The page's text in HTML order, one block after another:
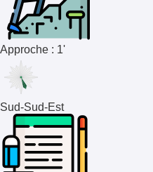
Approche : 1'
Sud-Sud-Est